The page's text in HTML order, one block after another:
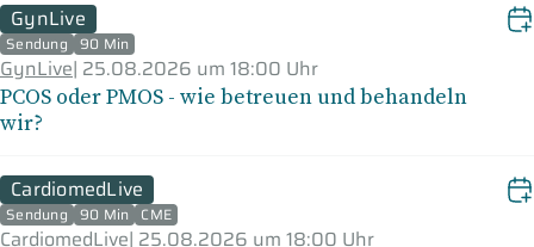
GynLive
Sendung 90 Min
GynLive| 25.08.2026 um 18:00 Uhr
PCOS oder PMOS - wie betreuen und behandeln
wir?
CardiomedLive
Sendung 90 Min CME
CardiomedLive| 25.08.2026 um 18:00 Uhr